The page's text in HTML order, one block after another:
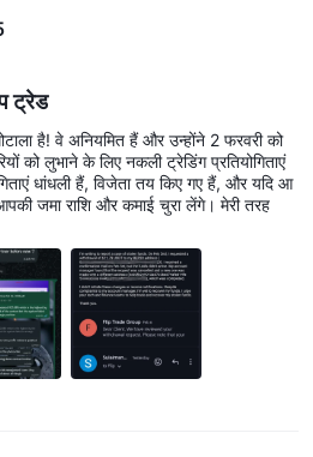
ट्रेड
है! वे अनियमित हैं और उन्होंने 2 फरवरी को
को लुभाने के लिए नकली ट्रेडिंग प्रतियोगिताएं
धांधली हैं, विजेता तय किए गए हैं, और यदि आ
जमा राशि और कमाई चुरा लेंगे। मेरी तरह